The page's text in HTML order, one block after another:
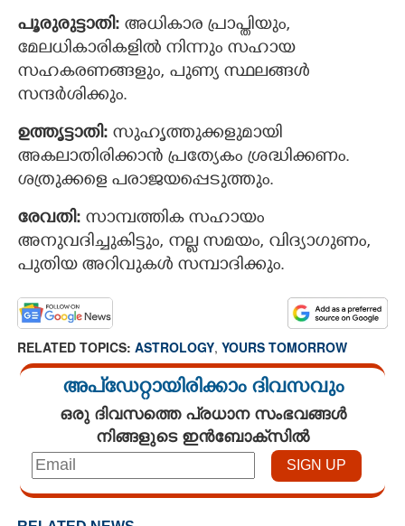
പൂരുരുട്ടാതി: അധികാര പ്രാപ്തിയും,
മേലധികാരികളില്‍ നിന്നും സഹായ
സഹകരണങ്ങളും, പുണ്യ സ്ഥലങ്ങള്‍
സന്ദര്‍ശിക്കും.
ഉത്തൃട്ടാതി: സുഹൃത്തുക്കളുമായി
അകലാതിരിക്കാന്‍ പ്രത്യേകം ശ്രദ്ധിക്കണം.
ശത്രുക്കളെ പരാജയപ്പെടുത്തും.
രേവതി: സാമ്പത്തിക സഹായം
അനുവദിച്ചുകിട്ടും, നല്ല സമയം, വിദ്യാഗുണം,
പുതിയ അറിവുകള്‍ സമ്പാദിക്കും.
RELATED TOPICS: ASTROLOGY, YOURS TOMORROW
അപ്ഡേറ്റായിരിക്കാം ദിവസവും
ഒരു ദിവസത്തെ പ്രധാന സംഭവങ്ങൾ
നിങ്ങളുടെ ഇൻബോക്സിൽ